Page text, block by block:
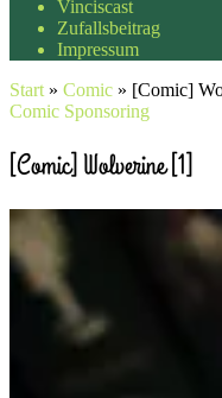
Vinciscast
Zufallsbeitrag
Impressum
Start » Comic » [Comic]
Comic Sponsoring
[Comic] Wolverine [1]